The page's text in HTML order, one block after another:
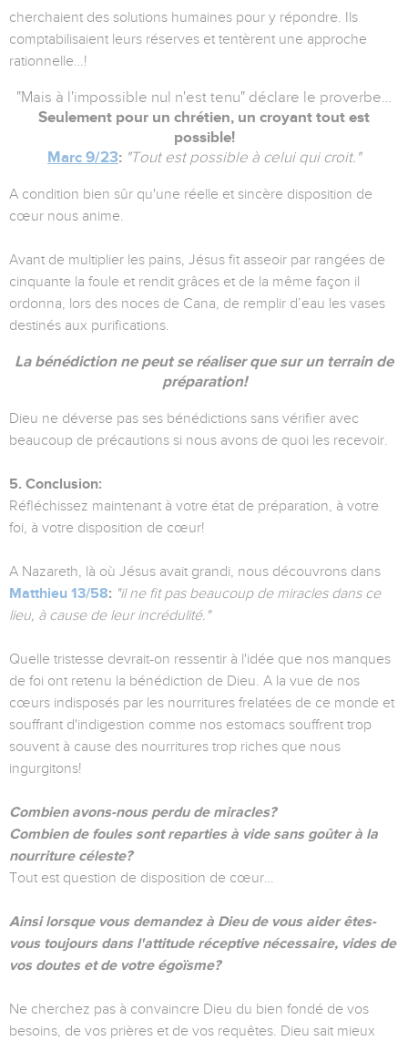
cherchaient des solutions humaines pour y répondre. Ils
comptabilisaient leurs réserves et tentèrent une approche
rationnelle…!
"Mais à l'impossible nul n'est tenu" déclare le proverbe…
Seulement pour un chrétien, un croyant tout est
possible!
Marc 9/23: "Tout est possible à celui qui croit."
A condition bien sûr qu'une réelle et sincère disposition de
cœur nous anime.
Avant de multiplier les pains, Jésus fit asseoir par rangées de
cinquante la foule et rendit grâces et de la même façon il
ordonna, lors des noces de Cana, de remplir d’eau les vases
destinés aux purifications.
La bénédiction ne peut se réaliser que sur un terrain de
préparation!
Dieu ne déverse pas ses bénédictions sans vérifier avec
beaucoup de précautions si nous avons de quoi les recevoir.
5. Conclusion:
Réfléchissez maintenant à votre état de préparation, à votre
foi, à votre disposition de cœur!
A Nazareth, là où Jésus avait grandi, nous découvrons dans
Matthieu 13/58: "il ne fit pas beaucoup de miracles dans ce
lieu, à cause de leur incrédulité."
Quelle tristesse devrait-on ressentir à l'idée que nos manques
de foi ont retenu la bénédiction de Dieu. A la vue de nos
cœurs indisposés par les nourritures frelatées de ce monde et
souffrant d'indigestion comme nos estomacs souffrent trop
souvent à cause des nourritures trop riches que nous
ingurgitons!
Combien avons-nous perdu de miracles?
Combien de foules sont reparties à vide sans goûter à la
nourriture céleste?
Tout est question de disposition de cœur…
Ainsi lorsque vous demandez à Dieu de vous aider êtes-
vous toujours dans l'attitude réceptive nécessaire, vides de
vos doutes et de votre égoïsme?
Ne cherchez pas à convaincre Dieu du bien fondé de vos
besoins, de vos prières et de vos requêtes. Dieu sait mieux